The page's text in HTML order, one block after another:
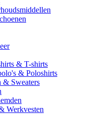
& T-shirts
& Poloshirts
& Sweaters
Werkvesten